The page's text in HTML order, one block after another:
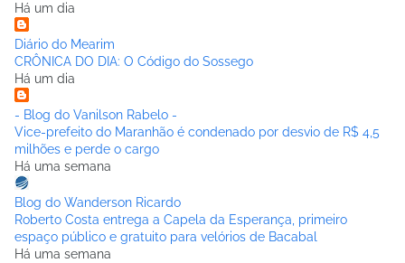
Há um dia
Diário do Mearim
CRÔNICA DO DIA: O Código do Sossego
Há um dia
- Blog do Vanilson Rabelo -
Vice-prefeito do Maranhão é condenado por desvio de R$ 4,5
milhões e perde o cargo
Há uma semana
Blog do Wanderson Ricardo
Roberto Costa entrega a Capela da Esperança, primeiro
espaço público e gratuito para velórios de Bacabal
Há uma semana